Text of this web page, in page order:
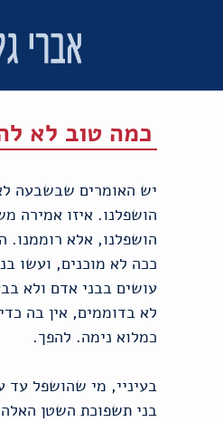
כמה טוב לא
יש האומרים שבשבעה
הושפלנו. איזו אמירה
הושפלנו, אלא רוממנו.
ככה לא מוכנים, ועשו
עושים בבני אדם ולא
לא בדוממים, אין בה
כמלוא נימה. להפך.
בעיניי, מי שהושפל עד
בני תשפוכת השטן